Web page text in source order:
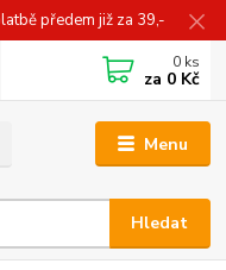
předem již za 39,-
Menu
Hledat
0 ks
za 0 Kč